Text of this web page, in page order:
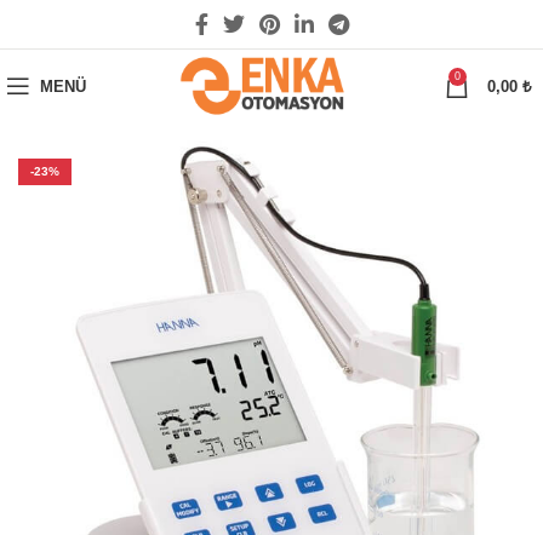
MENÜ
0
0,00 ₺
-23%